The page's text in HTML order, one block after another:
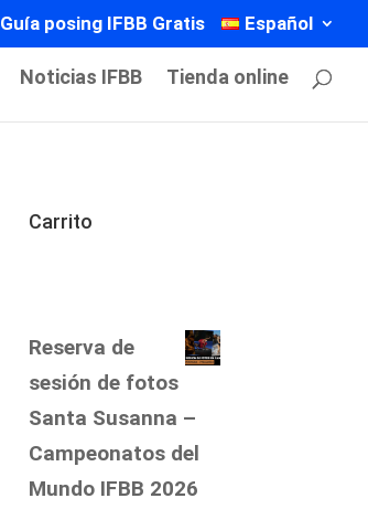
Guía posing IFBB Gratis Español
Noticias IFBB Tienda online
Carrito
Reserva de
sesión de fotos
Santa Susanna –
Campeonatos del
Mundo IFBB 2026